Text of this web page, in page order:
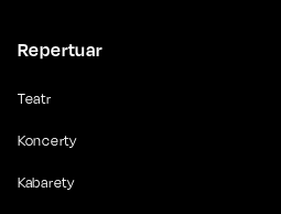
Repertuar
Teatr
Koncerty
Kabarety